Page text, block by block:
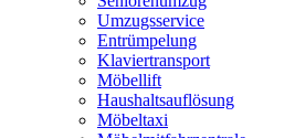
Umzugsservice
Entrümpelung
Klaviertransport
Möbellift
Haushaltsauflösung
Möbeltaxi